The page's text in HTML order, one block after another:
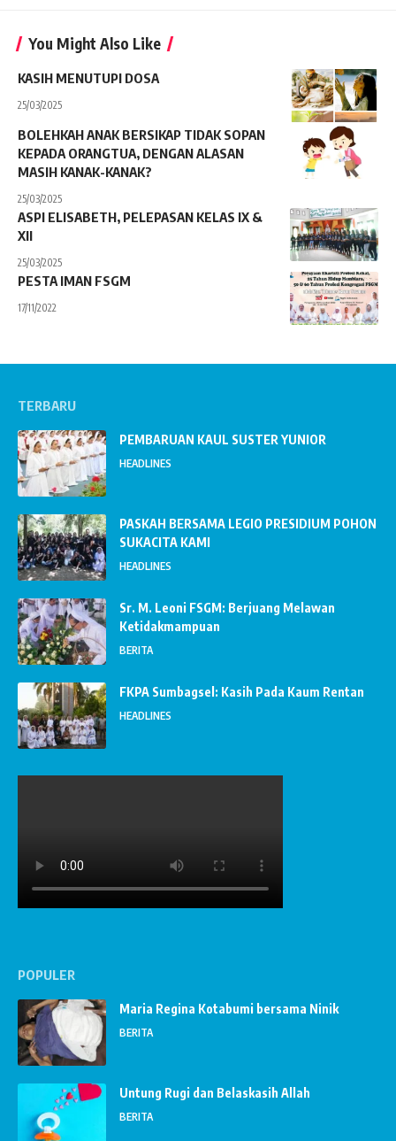
You Might Also Like
KASIH MENUTUPI DOSA
25/03/2025
BOLEHKAH ANAK BERSIKAP TIDAK SOPAN
KEPADA ORANGTUA, DENGAN ALASAN
MASIH KANAK-KANAK?
25/03/2025
ASPI ELISABETH, PELEPASAN KELAS IX &
XII
25/03/2025
PESTA IMAN FSGM
17/11/2022
TERBARU
PEMBARUAN KAUL SUSTER YUNIOR
HEADLINES
PASKAH BERSAMA LEGIO PRESIDIUM POHON
SUKACITA KAMI
HEADLINES
Sr. M. Leoni FSGM: Berjuang Melawan
Ketidakmampuan
BERITA
FKPA Sumbagsel: Kasih Pada Kaum Rentan
HEADLINES
POPULER
Maria Regina Kotabumi bersama Ninik
BERITA
Untung Rugi dan Belaskasih Allah
BERITA